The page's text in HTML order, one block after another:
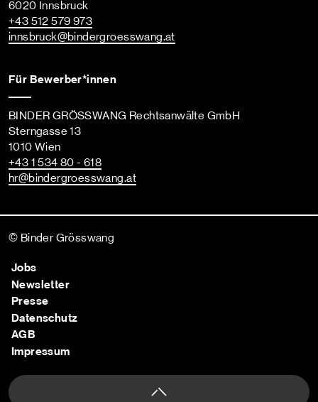
6020 Innsbruck
+43 512 579 973
innsbruck@bindergroesswang.at
Für Bewerber*innen
BINDER GRÖSSWANG Rechtsanwälte GmbH
Sterngasse 13
1010 Wien
+43 1 534 80 - 618
hr@bindergroesswang.at
© Binder Grösswang
Jobs
Newsletter
Presse
Datenschutz
AGB
Impressum
Nach